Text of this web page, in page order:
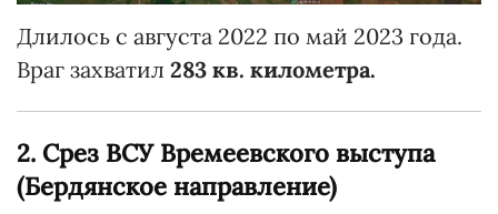
Длилось с августа 2022 по май 2023 года.
Враг захватил 283 кв. километра.
2. Срез ВСУ Времеевского выступа
(Бердянское направление)